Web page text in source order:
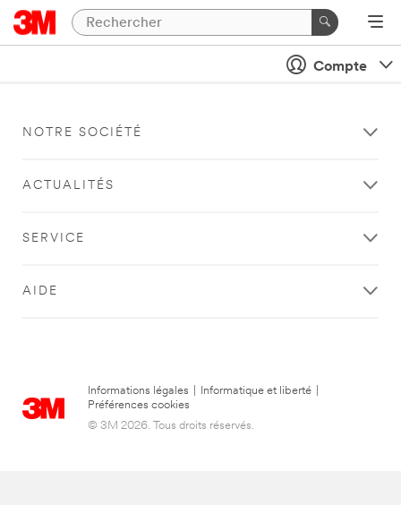
Compte
NOTRE SOCIÉTÉ
ACTUALITÉS
SERVICE
AIDE
Informations légales Informatique et liberté
Préférences cookies
© 3M 2026. Tous droits réservés.